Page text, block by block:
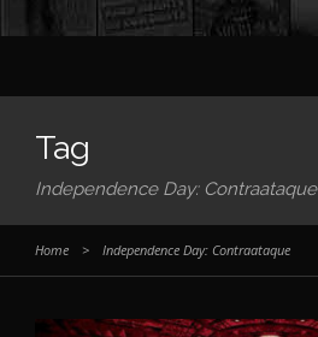
Tag
Independence Day: Contraataque
Home > Independence Day: Contraataque